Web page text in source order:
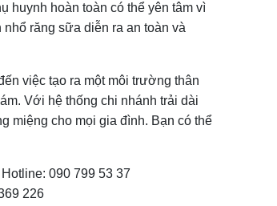
huynh hoàn toàn có thể yên tâm vì
răng sữa diễn ra an toàn và
việc tạo ra một môi trường thân
Với hệ thống chi nhánh trải dài
miệng cho mọi gia đình. Bạn có thể
090 799 53 37
226